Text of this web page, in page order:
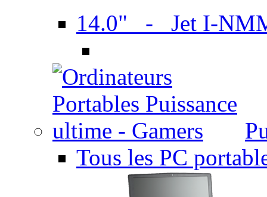
14.0" - Jet I-
Tous les PC